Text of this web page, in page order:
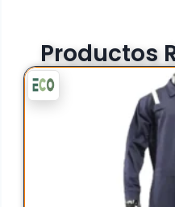
Productos